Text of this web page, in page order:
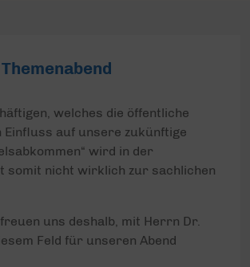
welches die öffentliche
auf unsere zukünftige
wird in der
somit nicht wirklich zur sachlichen
uns deshalb, mit Herrn Dr.
Feld für unseren Abend